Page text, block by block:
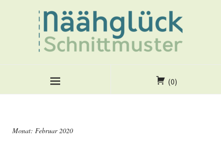
(0)
Monat: Februar 2020